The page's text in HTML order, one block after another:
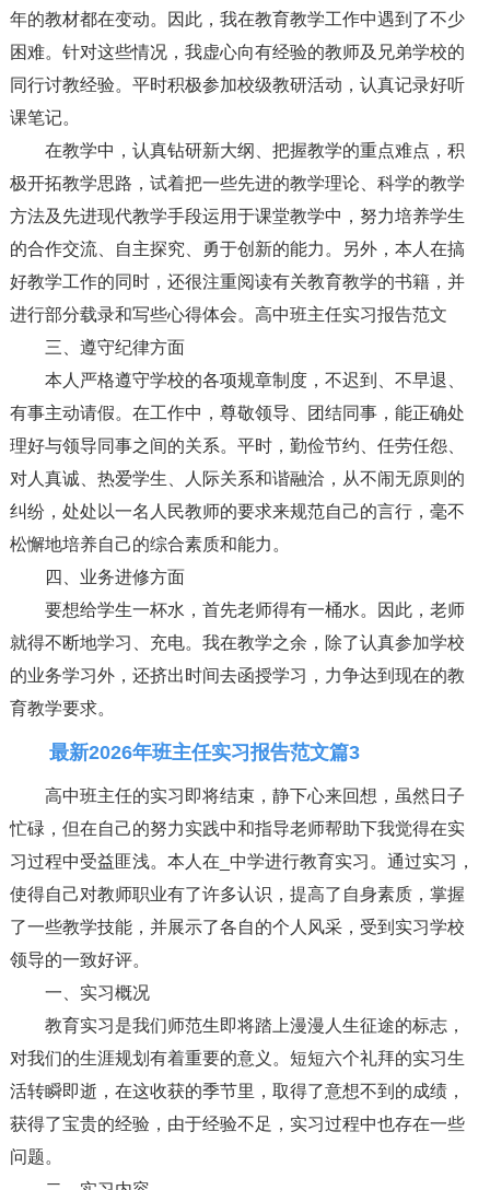
年的教材都在变动。因此，我在教育教学工作中遇到了不少
困难。针对这些情况，我虚心向有经验的教师及兄弟学校的
同行讨教经验。平时积极参加校级教研活动，认真记录好听
课笔记。
在教学中，认真钻研新大纲、把握教学的重点难点，积
极开拓教学思路，试着把一些先进的教学理论、科学的教学
方法及先进现代教学手段运用于课堂教学中，努力培养学生
的合作交流、自主探究、勇于创新的能力。另外，本人在搞
好教学工作的同时，还很注重阅读有关教育教学的书籍，并
进行部分载录和写些心得体会。高中班主任实习报告范文
三、遵守纪律方面
本人严格遵守学校的各项规章制度，不迟到、不早退、
有事主动请假。在工作中，尊敬领导、团结同事，能正确处
理好与领导同事之间的关系。平时，勤俭节约、任劳任怨、
对人真诚、热爱学生、人际关系和谐融洽，从不闹无原则的
纠纷，处处以一名人民教师的要求来规范自己的言行，毫不
松懈地培养自己的综合素质和能力。
四、业务进修方面
要想给学生一杯水，首先老师得有一桶水。因此，老师
就得不断地学习、充电。我在教学之余，除了认真参加学校
的业务学习外，还挤出时间去函授学习，力争达到现在的教
育教学要求。
最新2026年班主任实习报告范文篇3
高中班主任的实习即将结束，静下心来回想，虽然日子
忙碌，但在自己的努力实践中和指导老师帮助下我觉得在实
习过程中受益匪浅。本人在_中学进行教育实习。通过实习，
使得自己对教师职业有了许多认识，提高了自身素质，掌握
了一些教学技能，并展示了各自的个人风采，受到实习学校
领导的一致好评。
一、实习概况
教育实习是我们师范生即将踏上漫漫人生征途的标志，
对我们的生涯规划有着重要的意义。短短六个礼拜的实习生
活转瞬即逝，在这收获的季节里，取得了意想不到的成绩，
获得了宝贵的经验，由于经验不足，实习过程中也存在一些
问题。